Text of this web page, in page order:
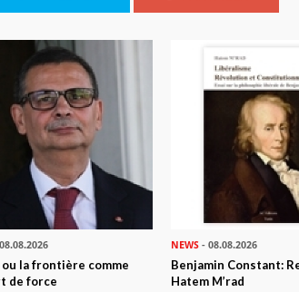
ou la frontière comme
de force
NEWS- 08.08.2026
Benjamin Constant:
Hatem M’rad